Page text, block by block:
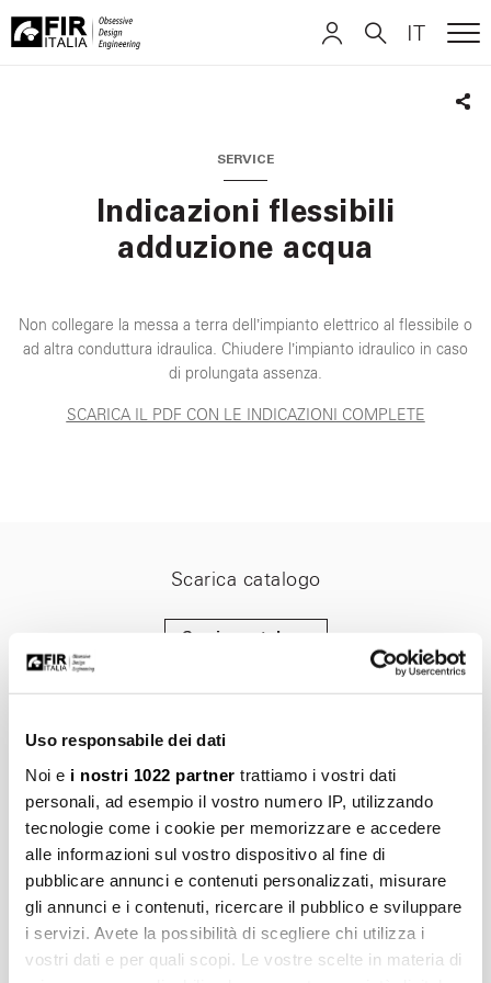
Uso responsabile dei dati
Noi e i nostri 1022 partner trattiamo i vostri dati
personali, ad esempio il vostro numero IP, utilizzando
tecnologie come i cookie per memorizzare e accedere
alle informazioni sul vostro dispositivo al fine di
pubblicare annunci e contenuti personalizzati, misurare
gli annunci e i contenuti, ricercare il pubblico e sviluppare
i servizi. Avete la possibilità di scegliere chi utilizza i
vostri dati e per quali scopi. Le vostre scelte in materia di
IT
SERVICE
Indicazioni flessibili
adduzione acqua
Non collegare la messa a terra dell’impianto elettrico al flessibile o
ad altra conduttura idraulica. Chiudere l’impianto idraulico in caso
di prolungata assenza.
SCARICA IL PDF CON LE INDICAZIONI COMPLETE
Scarica catalogo
Rimani aggiornato su prodotti, notizie ed eventi di Fir Italia
Iscriviti adesso
ENGLISH
DEUTSCH
ENGLISH
DEUTSCH